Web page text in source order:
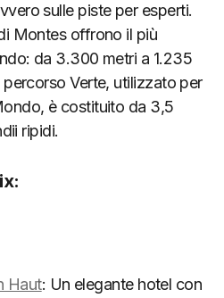
sulle piste per esperti.
Montes offrono il più
da 3.300 metri a 1.235
Verte, utilizzato per
è costituito da 3,5
ripidi.
Haut: Un elegante hotel con